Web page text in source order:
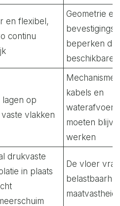
en flexibel,
continu
Geometrie en
beperken de
beschikbare
lagen op
vlakken
kabels en
waterafvoer
moeten
werken
drukvaste
in plaats
De vloer
maatvastheid